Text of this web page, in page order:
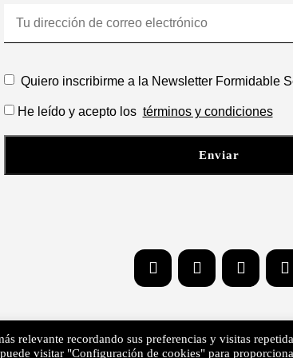
Quiero inscribirme a la Newsletter Formidable
He leído y acepto los términos y condiciones
LA SONORA Productora de Podcasts | Copyright 2026 © -
relevante recordando sus preferencias y visitas
visitar "Configuración de cookies" para